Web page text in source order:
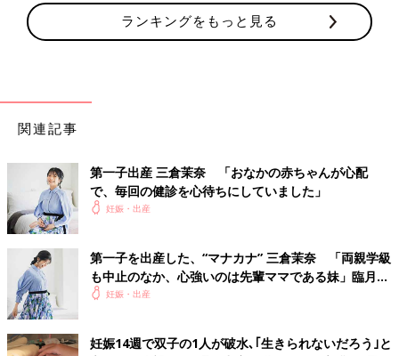
ランキングをもっと見る
関連記事
第一子出産 三倉茉奈 「おなかの赤ちゃんが心配
で、毎回の健診を心待ちにしていました」
妊娠・出産
第一子を出産した、“マナカナ” 三倉茉奈 「両親学級
も中止のなか、心強いのは先輩ママである妹」臨月時
インタビュー
妊娠・出産
妊娠14週で双子の1人が破水､｢生きられないだろう｣と